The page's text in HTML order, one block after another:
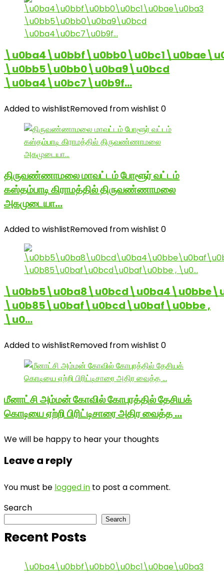
\u0bb5\u0bb0\u0ba9\u0bcd
\u0ba4\u0bc7\u0b9f…
Added to wishlistRemoved from wishlist 0
திருவண்ணாமலை மாவட்டம் போளூர் வட்டம்
கஸ்தம்பாடி கிராமத்தில் திருவண்ணாமலை
அகமுடையா…
Added to wishlistRemoved from wishlist 0
\u0b85\u0baf\u0bcd\u0baf\u0bbe ,
\u0…
Added to wishlistRemoved from wishlist 0
மீனாட்சி அம்மன் கோவில் கோபுரத்தில் தேசியக்
கொடியை ஏற்றி பிரிட்டிசாரை அதிர வைத்த …
We will be happy to hear your thoughts
Leave a reply
You must be logged in to post a comment.
Search
Search
Recent Posts
\u0ba4\u0bbf\u0bb0\u0bc1\u0bae\u0ba3